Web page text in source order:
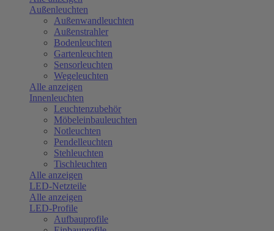
Außenleuchten
Außenwandleuchten
Außenstrahler
Bodenleuchten
Gartenleuchten
Sensorleuchten
Wegeleuchten
Alle anzeigen
Innenleuchten
Leuchtenzubehör
Möbeleinbauleuchten
Notleuchten
Pendelleuchten
Stehleuchten
Tischleuchten
Alle anzeigen
LED-Netzteile
Alle anzeigen
LED-Profile
Aufbauprofile